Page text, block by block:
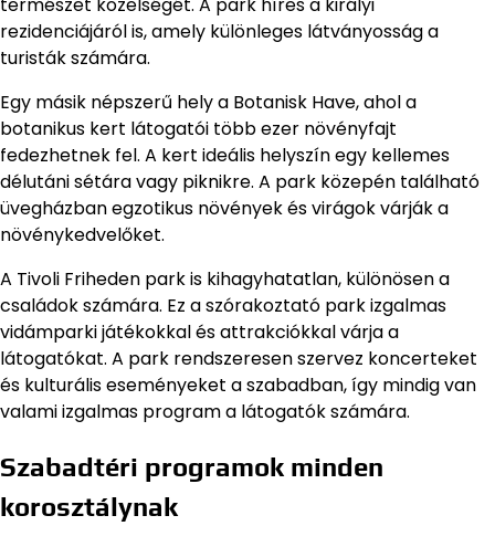
rezidenciájáról is, amely különleges látványosság a
turisták számára.
Egy másik népszerű hely a Botanisk Have, ahol a
botanikus kert látogatói több ezer növényfajt
fedezhetnek fel. A kert ideális helyszín egy kellemes
délutáni sétára vagy piknikre. A park közepén található
üvegházban egzotikus növények és virágok várják a
növénykedvelőket.
A Tivoli Friheden park is kihagyhatatlan, különösen a
családok számára. Ez a szórakoztató park izgalmas
vidámparki játékokkal és attrakciókkal várja a
látogatókat. A park rendszeresen szervez koncerteket
és kulturális eseményeket a szabadban, így mindig van
valami izgalmas program a látogatók számára.
Szabadtéri programok minden
korosztálynak